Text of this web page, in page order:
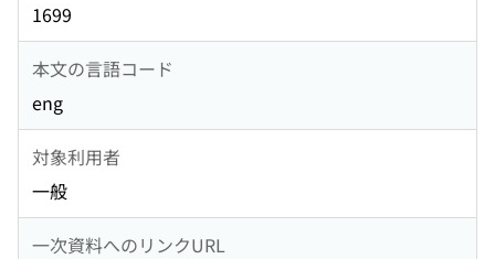
1699
本文の言語コード
eng
対象利用者
一般
一次資料へのリンクURL